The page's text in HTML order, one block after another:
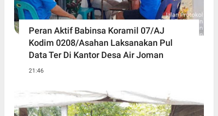
Peran Aktif Babinsa Koramil 07/AJ
Kodim 0208/Asahan Laksanakan Pul
Data Ter Di Kantor Desa Air Joman
21:46